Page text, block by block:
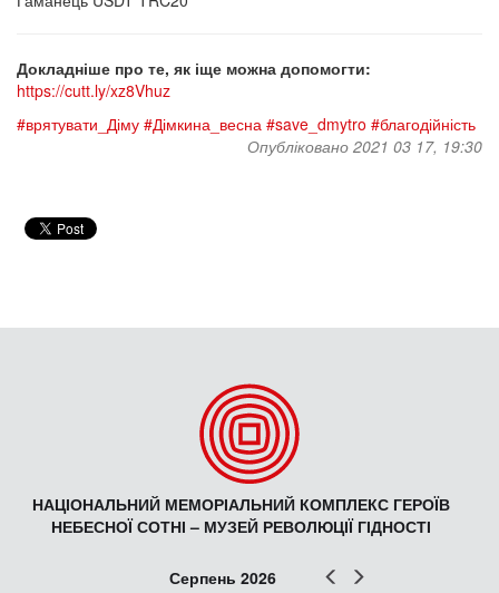
Докладніше про те, як іще можна допомогти:
https://cutt.ly/xz8Vhuz
#врятувати_Діму #Дімкина_весна #save_dmytro #благодійність
Опубліковано 2021 03 17, 19:30
НАЦІОНАЛЬНИЙ МЕМОРІАЛЬНИЙ КОМПЛЕКС ГЕРОЇВ
НЕБЕСНОЇ СОТНІ – МУЗЕЙ РЕВОЛЮЦІЇ ГІДНОСТІ
Попер
Серпень 2026